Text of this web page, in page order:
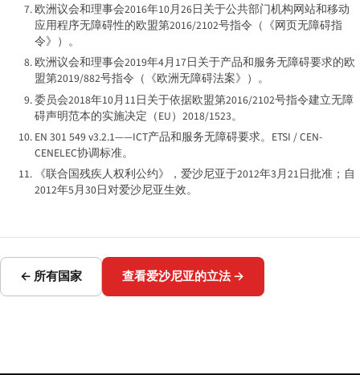
欧洲议会和理事会2016年10月26日关于公共部门机构网站和移动
应用程序无障碍性的欧盟第2016/2102号指令（《网页无障碍指
令》）。
欧洲议会和理事会2019年4月17日关于产品和服务无障碍要求的欧
盟第2019/882号指令（《欧洲无障碍法案》）。
委员会2018年10月11日关于依据欧盟第2016/2102号指令建立无障
碍声明范本的实施决定（EU）2018/1523。
EN 301 549 v3.2.1——ICT产品和服务无障碍要求。ETSI / CEN-
CENELEC协调标准。
《联合国残疾人权利公约》，爱沙尼亚于2012年3月21日批准；自
2012年5月30日对爱沙尼亚生效。
← 所有国家 查看爱沙尼亚的立法 →